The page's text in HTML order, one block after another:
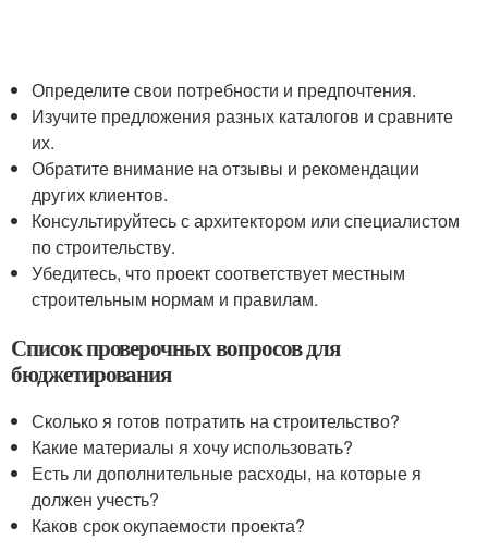
Определите свои потребности и предпочтения.
Изучите предложения разных каталогов и сравните
их.
Обратите внимание на отзывы и рекомендации
других клиентов.
Консультируйтесь с архитектором или специалистом
по строительству.
Убедитесь, что проект соответствует местным
строительным нормам и правилам.
Список проверочных вопросов для
бюджетирования
Сколько я готов потратить на строительство?
Какие материалы я хочу использовать?
Есть ли дополнительные расходы, на которые я
должен учесть?
Каков срок окупаемости проекта?